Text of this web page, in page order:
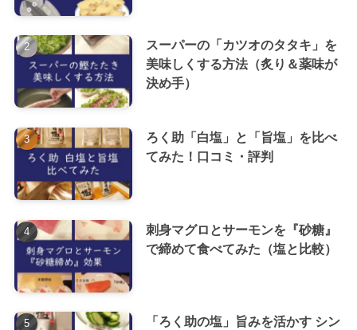
スーパーの「カツオのタタキ」を
美味しくする方法（炙り＆薬味が
決め手）
ろく助「白塩」と「旨塩」を比べ
てみた！口コミ・評判
刺身マグロとサーモンを『砂糖』
で締めて食べてみた（塩と比較）
「ろく助の塩」旨みを活かす シン